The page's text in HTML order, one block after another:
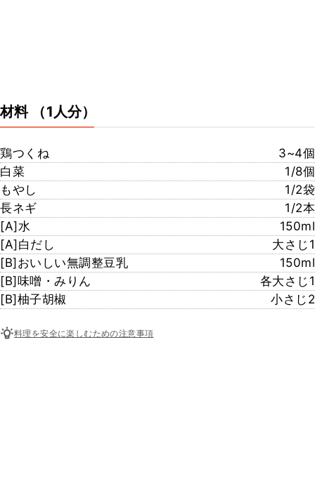
材料 （1人分）
鶏つくね
3~4個
白菜
1/8個
もやし
1/2袋
長ネギ
1/2本
[A]水
150ml
[A]白だし
大さじ1
[B]おいしい無調整豆乳
150ml
[B]味噌・みりん
各大さじ1
[B]柚子胡椒
小さじ2
料理を安全に楽しむための注意事項